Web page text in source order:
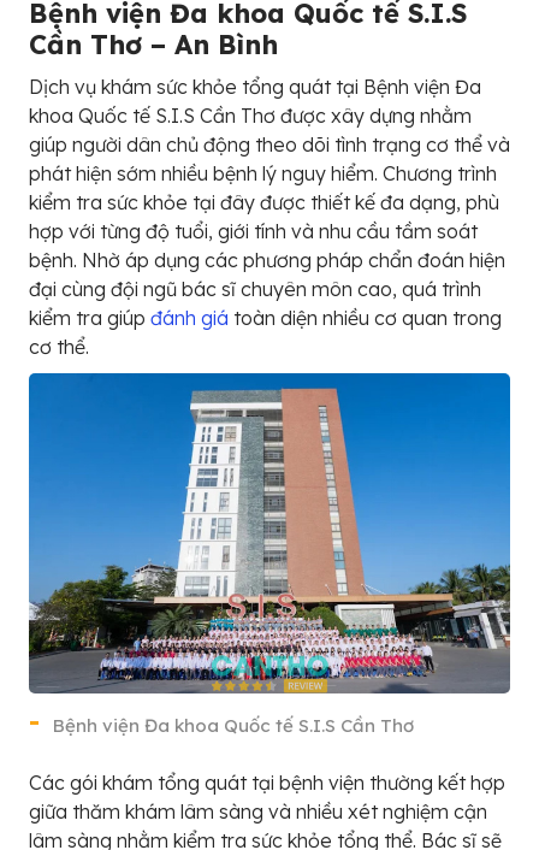
Bệnh viện Đa khoa Quốc tế S.I.S
Cần Thơ – An Bình
Dịch vụ khám sức khỏe tổng quát tại Bệnh viện Đa
khoa Quốc tế S.I.S Cần Thơ được xây dựng nhằm
giúp người dân chủ động theo dõi tình trạng cơ thể và
phát hiện sớm nhiều bệnh lý nguy hiểm. Chương trình
kiểm tra sức khỏe tại đây được thiết kế đa dạng, phù
hợp với từng độ tuổi, giới tính và nhu cầu tầm soát
bệnh. Nhờ áp dụng các phương pháp chẩn đoán hiện
đại cùng đội ngũ bác sĩ chuyên môn cao, quá trình
kiểm tra giúp đánh giá toàn diện nhiều cơ quan trong
cơ thể.
Bệnh viện Đa khoa Quốc tế S.I.S Cần Thơ
Các gói khám tổng quát tại bệnh viện thường kết hợp
giữa thăm khám lâm sàng và nhiều xét nghiệm cận
lâm sàng nhằm kiểm tra sức khỏe tổng thể. Bác sĩ sẽ